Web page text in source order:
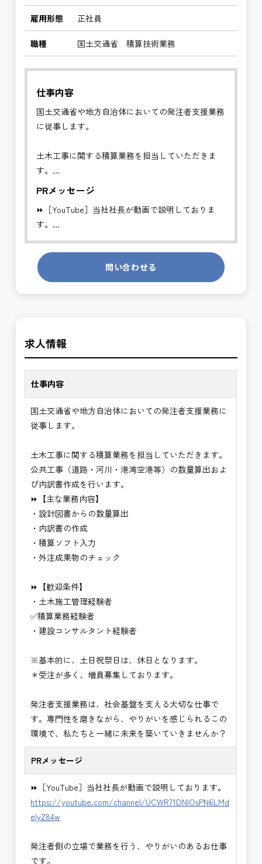
雇用形態 正社員
職種 国土交通省 積算技術業務
仕事内容
国土交通省や地方自治体においての発注者支援業務
に従事します。
土木工事に関する積算業務を担当していただきま
す。
公共工事（道路・河川・港湾空港等）の数量算出お
⏩【主な業務内容】
・設計図書からの数量算出
・内訳書の作成
・積算ソフト入力
・外注成果物のチェック
・建設コンサルタント経験者
＊受注が多く、増員募集しております。
発注者支援業務は、社会基盤を支える大切な仕事で
の環境で、私たちと一緒に未来を築いていきません
か？
PRメッセージ
⏩［YouTube］当社社長が動画で説明しておりま
す。
https://youtube.com/channel/
発注者側の立場で業務を行う、やりがいのあるお仕
事です。
長期的にお仕事が出来る方を募集しております。
✅ストレスのない、上下関係を気にしなくてもよい
職場環境
✅「仕事のやりがい」と「賃金」のバランスを大切
に致します。
⭐＝＝お祝い金100,000円＝＝⭐
※お祝い金の支給条件は、入社より3ヶ月経過され
その他支給条件の詳細については、問い合わせくだ
さい。
■勤務地について、ご希望のある方は別途ご相談く
ださい。
国土交通省、地方自治体
（東北地方、関東地方、中部地方、近畿地方など）
■発注者支援業務＜希望する業務をお選びくださ
・＜急募＞工事監督支援業務
・＜急募＞資料作成業務
・NEXCO（ネクスコ）施工管理
・NEXCO（ネクスコ）点検業務
・電気工事監督支援業務
・積算技術業務
修正など）
・河川巡視支援業務
・道路許認可審査・適正化指導業務
・施工体制調査員
・建設プロジェクト・マネジメント業務
※応募書類等の送付方法につきましては、基本的に
Ｅメールで送付
頂きたいと思います。
問い合わせる
求人情報
仕事内容
国土交通省や地方自治体においての発注者支援業務に
従事します。
土木工事に関する積算業務を担当していただきます。
公共工事（道路・河川・港湾空港等）の数量算出およ
び内訳書作成を行います。
⏩【主な業務内容】
・設計図書からの数量算出
・内訳書の作成
・積算ソフト入力
・外注成果物のチェック
⏩【歓迎条件】
・土木施工管理経験者
✅積算業務経験者
・建設コンサルタント経験者
※基本的に、土日祝祭日は、休日となります。
＊受注が多く、増員募集しております。
発注者支援業務は、社会基盤を支える大切な仕事で
す。専門性を磨きながら、やりがいを感じられるこの
環境で、私たちと一緒に未来を築いていきませんか？
PRメッセージ
⏩［YouTube］当社社長が動画で説明しております。
https://youtube.com/channel/UCWR71DNlOsPN6LMd
eIyZ84w
発注者側の立場で業務を行う、やりがいのあるお仕事
です。